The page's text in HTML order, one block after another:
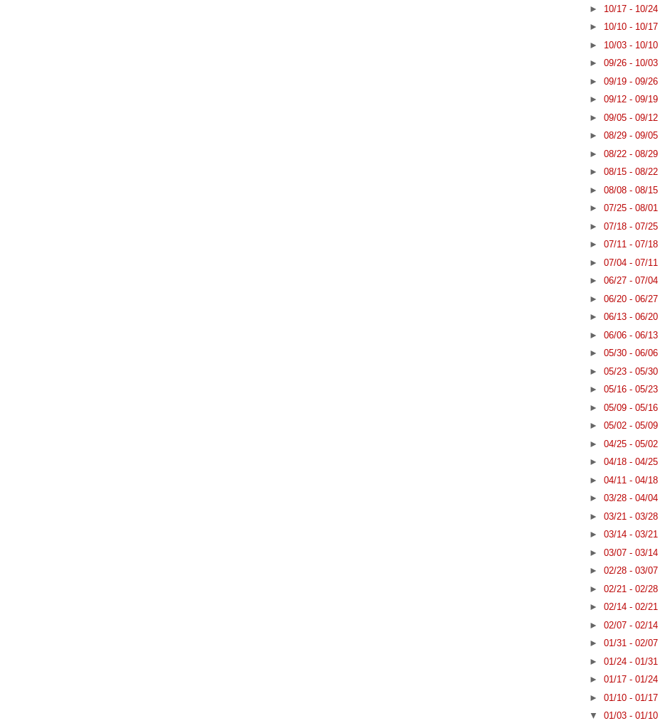
► 10/17 - 10/24
► 10/10 - 10/17
► 10/03 - 10/10
► 09/26 - 10/03
► 09/19 - 09/26
► 09/12 - 09/19
► 09/05 - 09/12
► 08/29 - 09/05
► 08/22 - 08/29
► 08/15 - 08/22
► 08/08 - 08/15
► 07/25 - 08/01
► 07/18 - 07/25
► 07/11 - 07/18
► 07/04 - 07/11
► 06/27 - 07/04
► 06/20 - 06/27
► 06/13 - 06/20
► 06/06 - 06/13
► 05/30 - 06/06
► 05/23 - 05/30
► 05/16 - 05/23
► 05/09 - 05/16
► 05/02 - 05/09
► 04/25 - 05/02
► 04/18 - 04/25
► 04/11 - 04/18
► 03/28 - 04/04
► 03/21 - 03/28
► 03/14 - 03/21
► 03/07 - 03/14
► 02/28 - 03/07
► 02/21 - 02/28
► 02/14 - 02/21
► 02/07 - 02/14
► 01/31 - 02/07
► 01/24 - 01/31
► 01/17 - 01/24
► 01/10 - 01/17
▼ 01/03 - 01/10